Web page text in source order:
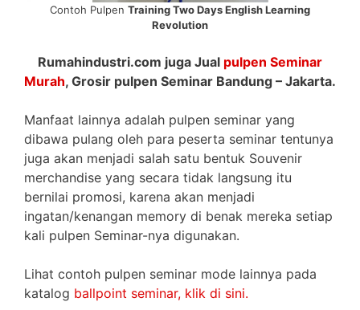
Contoh Pulpen Training Two Days English Learning
Revolution
Rumahindustri.com juga Jual pulpen Seminar
Murah, Grosir pulpen Seminar Bandung – Jakarta.
Manfaat lainnya adalah pulpen seminar yang
dibawa pulang oleh para peserta seminar tentunya
juga akan menjadi salah satu bentuk Souvenir
merchandise yang secara tidak langsung itu
bernilai promosi, karena akan menjadi
ingatan/kenangan memory di benak mereka setiap
kali pulpen Seminar-nya digunakan.
Lihat contoh pulpen seminar mode lainnya pada
katalog ballpoint seminar, klik di sini.